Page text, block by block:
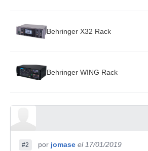
Behringer X32 Rack
Behringer WING Rack
#2 por jomase el 17/01/2019